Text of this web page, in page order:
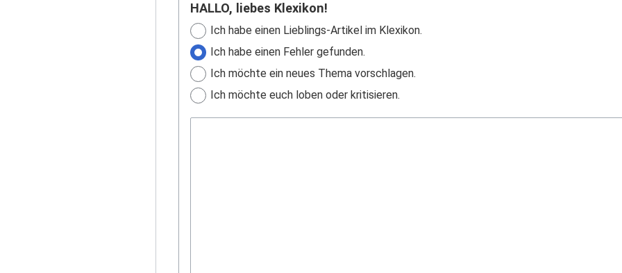
HALLO, liebes Klexikon!
Ich habe einen Lieblings-Artikel im Klexikon.
Ich habe einen Fehler gefunden.
Ich möchte ein neues Thema vorschlagen.
Ich möchte euch loben oder kritisieren.